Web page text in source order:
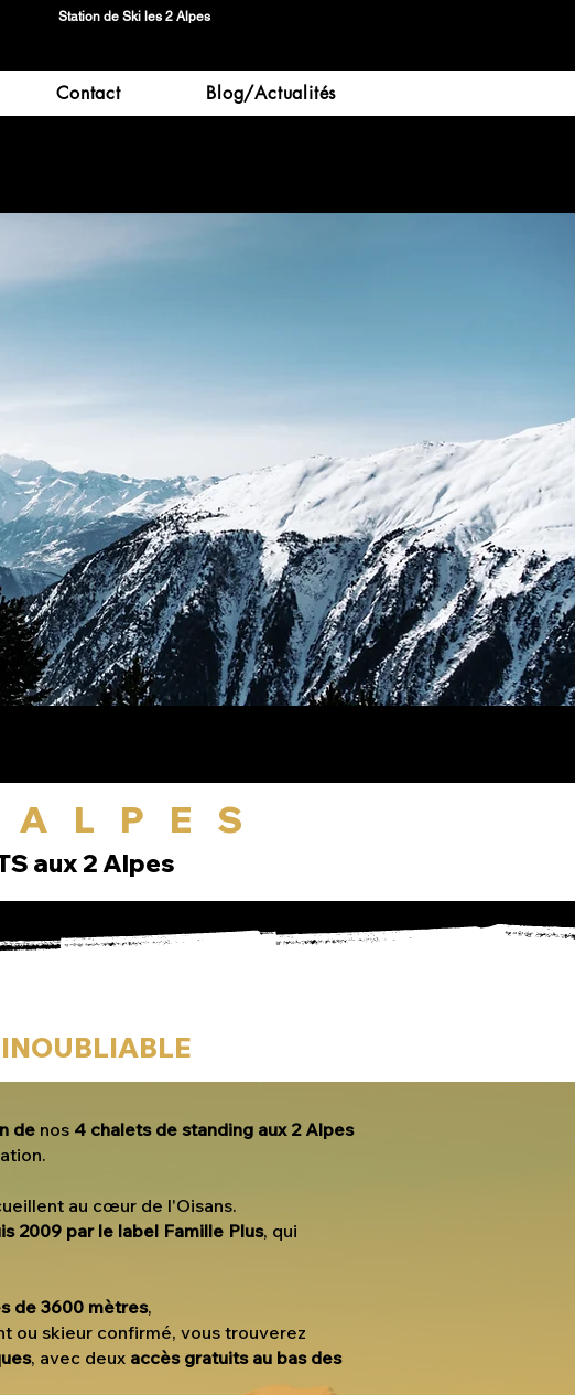
Station de Ski les 2 Alpes
Contact Blog/Actualités
aux 2 Alpes
de nos 4 chalets de standing aux 2 Alpes
au cœur de l'Oisans.
2009 par le label Famille Plus, qui
de 3600 mètres,
ou skieur confirmé, vous trouverez
, avec deux accès gratuits au bas des